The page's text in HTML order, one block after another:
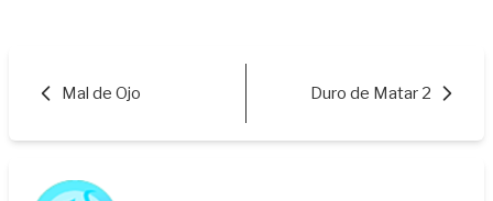
Mal de Ojo Duro de Matar 2